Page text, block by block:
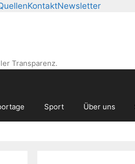
KontaktNewsletter
Transparenz.
Sport Über uns